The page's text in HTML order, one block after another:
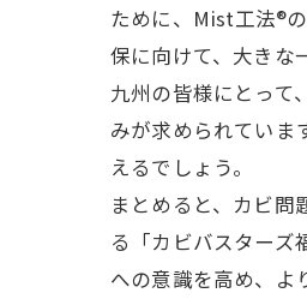
ために、Mist工法®︎
保に向けて、大きな
九州の皆様にとって
みが求められていま
えるでしょう。
まとめると、カビ
る「カビバスターズ
への意識を高め、よ